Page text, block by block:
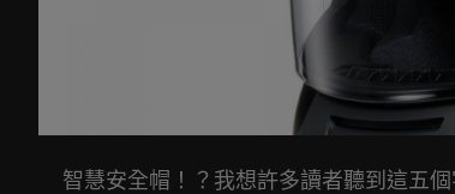
智慧安全帽！？我想許多讀者聽到這五